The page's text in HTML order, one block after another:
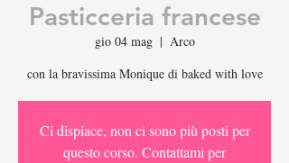
Pasticceria francese
gio 04 mag
  |
Arco
con la bravissima Monique di baked with love
Ci dispiace, non ci sono più posti per
questo corso. Contattami per